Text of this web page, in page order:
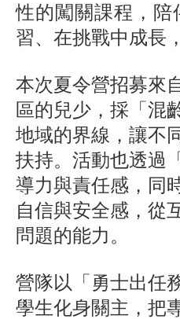
性的闖關課程，
習、在挑戰中成長
本次夏令營招募來
區的兒少，採「混
地域的界線，讓不
扶持。活動也透過
導力與責任感，同
自信與安全感，從
問題的能力。
營隊以「勇士出任
學生化身關主，把